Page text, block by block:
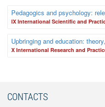
Pedagogics and psychology:
IX International Scientific and
Upbringing and education:
X International Research and
CONTACTS